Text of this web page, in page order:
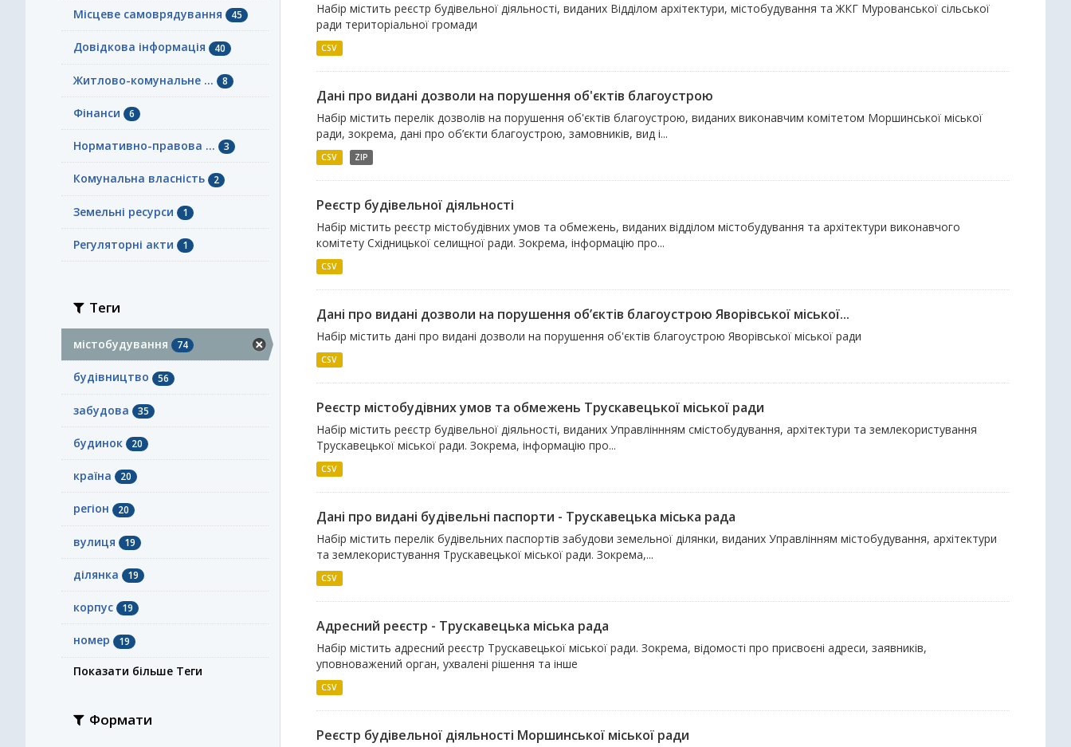
Місцеве самоврядування 45
Довідкова інформація 40
Житлово-комунальне ... 8
Фінанси 6
Нормативно-правова ... 3
Комунальна власність 2
Земельні ресурси 1
Регуляторні акти 1
Теги
містобудування 74
будівництво 56
забудова 35
будинок 20
країна 20
регіон 20
вулиця 19
ділянка 19
корпус 19
номер 19
Показати більше Теги
Формати
Набір містить реєстр будівельної діяльності, виданих Відділом архітектури, містобудування та ЖКГ Мурованської сільської
ради територіальної громади
CSV
Дані про видані дозволи на порушення об'єктів благоустрою
Набір містить перелік дозволів на порушення об'єктів благоустрою, виданих виконавчим комітетом Моршинської міської
ради, зокрема, дані про об’єкти благоустрою, замовників, вид і...
CSV ZIP
Реєстр будівельної діяльності
Набір містить реєстр містобудівних умов та обмежень, виданих відділом містобудування та архітектури виконавчого
комітету Східницької селищної ради. Зокрема, інформацію про...
CSV
Дані про видані дозволи на порушення об’єктів благоустрою Яворівської міської...
Набір містить дані про видані дозволи на порушення об'єктів благоустрою Яворівської міської ради
CSV
Реєстр містобудівних умов та обмежень Трускавецької міської ради
Набір містить реєстр будівельної діяльності, виданих Управліннням смістобудування, архітектури та землекористування
Трускавецької міської ради. Зокрема, інформацію про...
CSV
Дані про видані будівельні паспорти - Трускавецька міська рада
Набір містить перелік будівельних паспортів забудови земельної ділянки, виданих Управлінням містобудування, архітектури
та землекористування Трускавецької міської ради. Зокрема,...
CSV
Адресний реєстр - Трускавецька міська рада
Набір містить адресний реєстр Трускавецької міської ради. Зокрема, відомості про присвоєні адреси, заявників,
уповноважений орган, ухвалені рішення та інше
CSV
Реєстр будівельної діяльності Моршинської міської ради